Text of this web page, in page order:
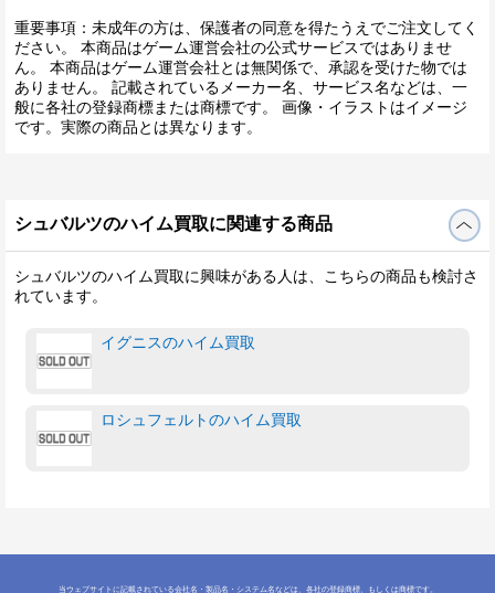
重要事項：未成年の方は、保護者の同意を得たうえでご注文してく
ださい。 本商品はゲーム運営会社の公式サービスではありませ
ん。 本商品はゲーム運営会社とは無関係で、承認を受けた物では
ありません。 記載されているメーカー名、サービス名などは、一
般に各社の登録商標または商標です。 画像・イラストはイメージ
です。実際の商品とは異なります。
シュバルツのハイム買取に関連する商品
シュバルツのハイム買取に興味がある人は、こちらの商品も検討さ
れています。
イグニスのハイム買取
ロシュフェルトのハイム買取
当ウェブサイトに記載されている会社名・製品名・システム名などは、各社の登録商標、もしくは商標です。